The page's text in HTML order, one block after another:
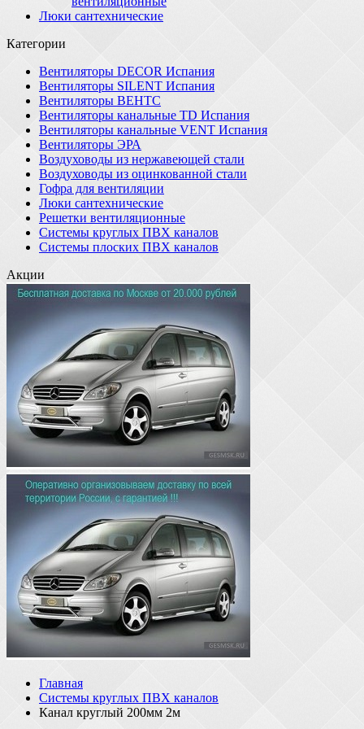
Люки сантехнические
Категории
Вентиляторы DECOR Испания
Вентиляторы SILENT Испания
Вентиляторы ВЕНТС
Вентиляторы канальные TD Испания
Вентиляторы канальные VENT Испания
Вентиляторы ЭРА
Воздуховоды из нержавеющей стали
Воздуховоды из оцинкованной стали
Гофра для вентиляции
Люки сантехнические
Решетки вентиляционные
Системы круглых ПВХ каналов
Системы плоских ПВХ каналов
Акции
Главная
Системы круглых ПВХ каналов
Канал круглый 200мм 2м